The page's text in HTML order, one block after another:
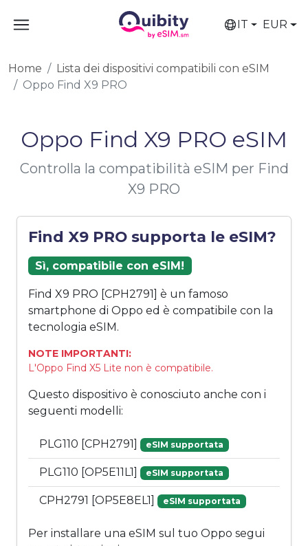
IT EUR
Home
Lista dei dispositivi compatibili con eSIM
Oppo Find X9 PRO
Oppo Find X9 PRO eSIM
Controlla la compatibilità eSIM per Find
X9 PRO
Find X9 PRO supporta le eSIM?
Sì, compatibile con eSIM!
Find X9 PRO [CPH2791] è un famoso
smartphone di Oppo ed è compatibile con la
tecnologia eSIM.
NOTE IMPORTANTI:
L'Oppo Find X5 Lite non è compatibile.
Questo dispositivo è conosciuto anche con i
seguenti modelli:
PLG110 [CPH2791] eSIM supportata
PLG110 [OP5E11L1] eSIM supportata
CPH2791 [OP5E8EL1] eSIM supportata
Per installare una eSIM sul tuo Oppo segui